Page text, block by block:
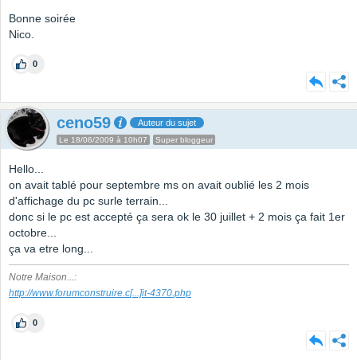
Bonne soirée
Nico.
0
ceno59 Auteur du sujet
Le 18/06/2009 à 10h07 Super bloggeur
Hello...
on avait tablé pour septembre ms on avait oublié les 2 mois
d'affichage du pc surle terrain...
donc si le pc est accepté ça sera ok le 30 juillet + 2 mois ça fait 1er
octobre...
ça va etre long...
Notre Maison...:
http://www.forumconstruire.c[...]it-4370.php
0